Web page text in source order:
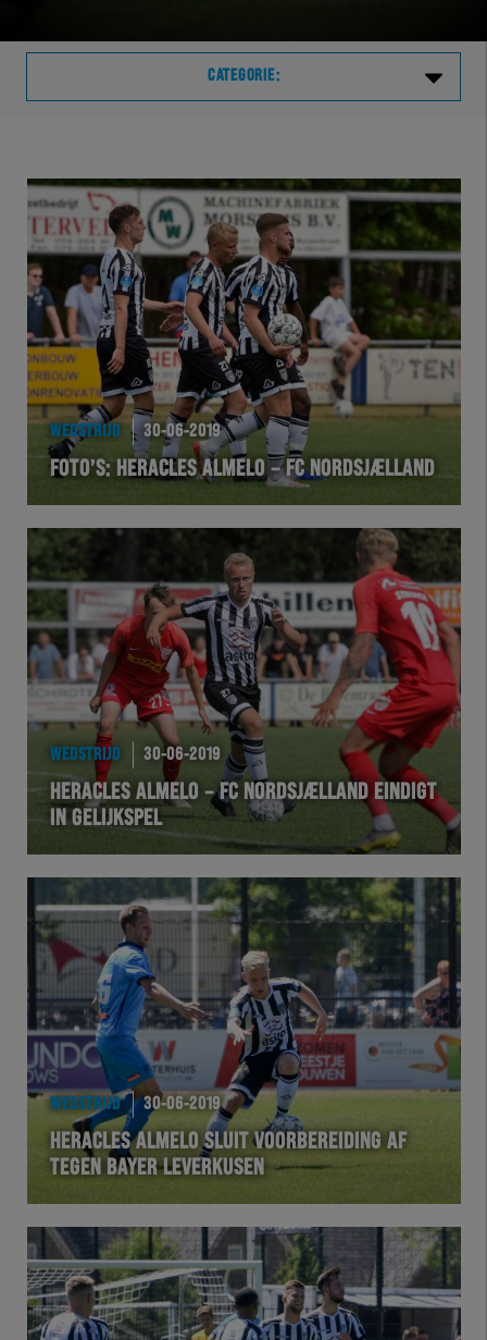
CATEGORIE:
VVVHER
TELHER
HERVOL
HEREXC
EXCHER
HERTEL
Natuurgras
Wedstrijd
Heracles
BusinessClub
Foundation
Herakids
Team Zwart Wit
Futsal
eSports
Academie
WEDSTRIJD 30-06-2019
FOTO’S: HERACLES ALMELO – FC NORDSJÆLLAND
WEDSTRIJD 30-06-2019
HERACLES ALMELO – FC NORDSJÆLLAND EINDIGT
IN GELIJKSPEL
WEDSTRIJD 30-06-2019
HERACLES ALMELO SLUIT VOORBEREIDING AF
TEGEN BAYER LEVERKUSEN